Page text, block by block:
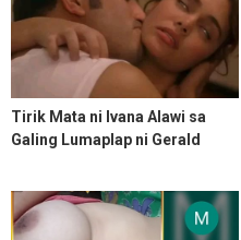
Tirik Mata ni Ivana Alawi sa
Galing Lumaplap ni Gerald